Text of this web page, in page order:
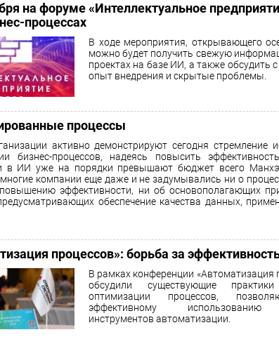
на форуме «Интеллектуальное
процессах
В ходе мероприятия, открывающего
можно будет получить свежую
проектах на базе ИИ, а также обсудить
опыт внедрения и скрытые проблемы.
процессы
активно демонстрируют сегодня стремление
бизнес-процессов, надеясь повысить
в ИИ уже на порядки превышают бюджет всего
компании еще даже и не задумывались ни о
эффективности, ни об основополагающих
обеспечение качества данных,
процессов»: борьба за
В рамках конференции «Автоматизация
обсудили существующие
оптимизации процессов,
эффективному использованию
инструментов автоматизации.